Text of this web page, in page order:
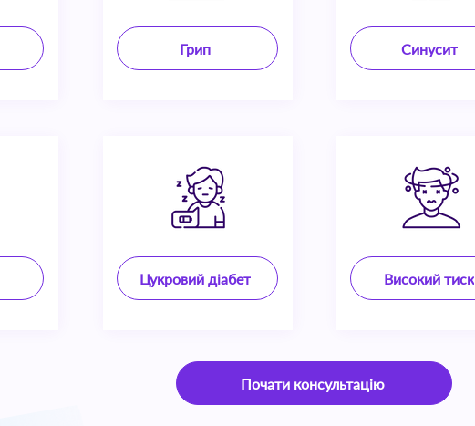
Грип
Цукровий діабет
Синусит
Високий тиск
Почати консультацію